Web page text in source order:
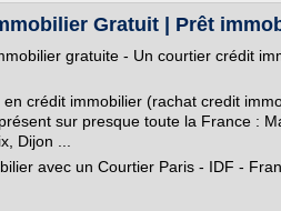
Gratuit | Prêt
gratuite - Un courtier crédit
crédit immobilier (rachat credit
sur presque toute la France :
Dijon ...
avec un Courtier Paris - IDF -